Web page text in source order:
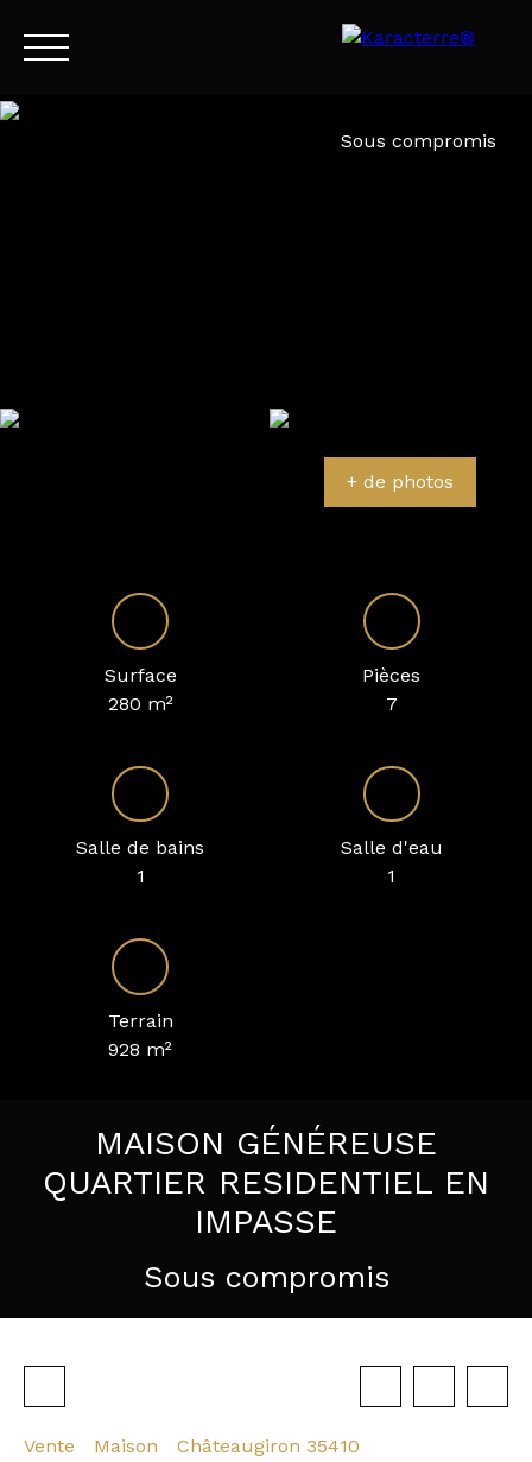
Sous compromis
+ de photos
Surface
280 m²
Pièces
7
Salle de bains
1
Salle d'eau
1
Terrain
928 m²
MAISON GÉNÉREUSE
QUARTIER RESIDENTIEL EN
IMPASSE
Sous compromis
Vente Maison
Châteaugiron 35410